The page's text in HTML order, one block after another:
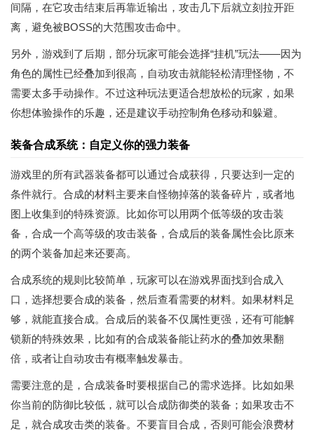
间隔，在它攻击结束后再靠近输出，攻击几下后就立刻拉开距
离，避免被BOSS的大范围攻击命中。
另外，游戏到了后期，部分玩家可能会选择“挂机”玩法——因为
角色的属性已经叠加到很高，自动攻击就能轻松清理怪物，不
需要太多手动操作。不过这种玩法更适合想放松的玩家，如果
你想体验操作的乐趣，还是建议手动控制角色移动和躲避。
装备合成系统：自定义你的强力装备
游戏里的所有武器装备都可以通过合成获得，只要达到一定的
条件就行。合成的材料主要来自怪物掉落的装备碎片，或者地
图上收集到的特殊资源。比如你可以用两个低等级的攻击装
备，合成一个高等级的攻击装备，合成后的装备属性会比原来
的两个装备加起来还要高。
合成系统的规则比较简单，玩家可以在游戏界面找到合成入
口，选择想要合成的装备，然后查看需要的材料。如果材料足
够，就能直接合成。合成后的装备不仅属性更强，还有可能解
锁新的特殊效果，比如有的合成装备能让药水的叠加效果翻
倍，或者让自动攻击有概率触发暴击。
需要注意的是，合成装备时要根据自己的需求选择。比如如果
你当前的防御比较低，就可以合成防御类的装备；如果攻击不
足，就合成攻击类的装备。不要盲目合成，否则可能会浪费材